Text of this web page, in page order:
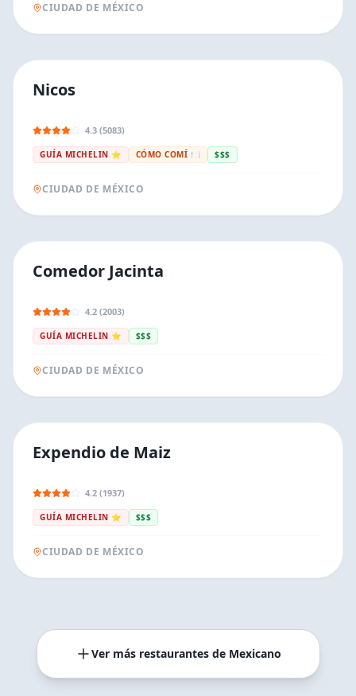
CIUDAD DE MÉXICO
Nicos
4.3 (5083)
GUÍA MICHELIN ⭐ CÓMO COMÍ 🍽️ $$$
CIUDAD DE MÉXICO
Comedor Jacinta
4.2 (2003)
GUÍA MICHELIN ⭐ $$$
CIUDAD DE MÉXICO
Expendio de Maiz
4.2 (1937)
GUÍA MICHELIN ⭐ $$$
CIUDAD DE MÉXICO
Ver más restaurantes de Mexicano